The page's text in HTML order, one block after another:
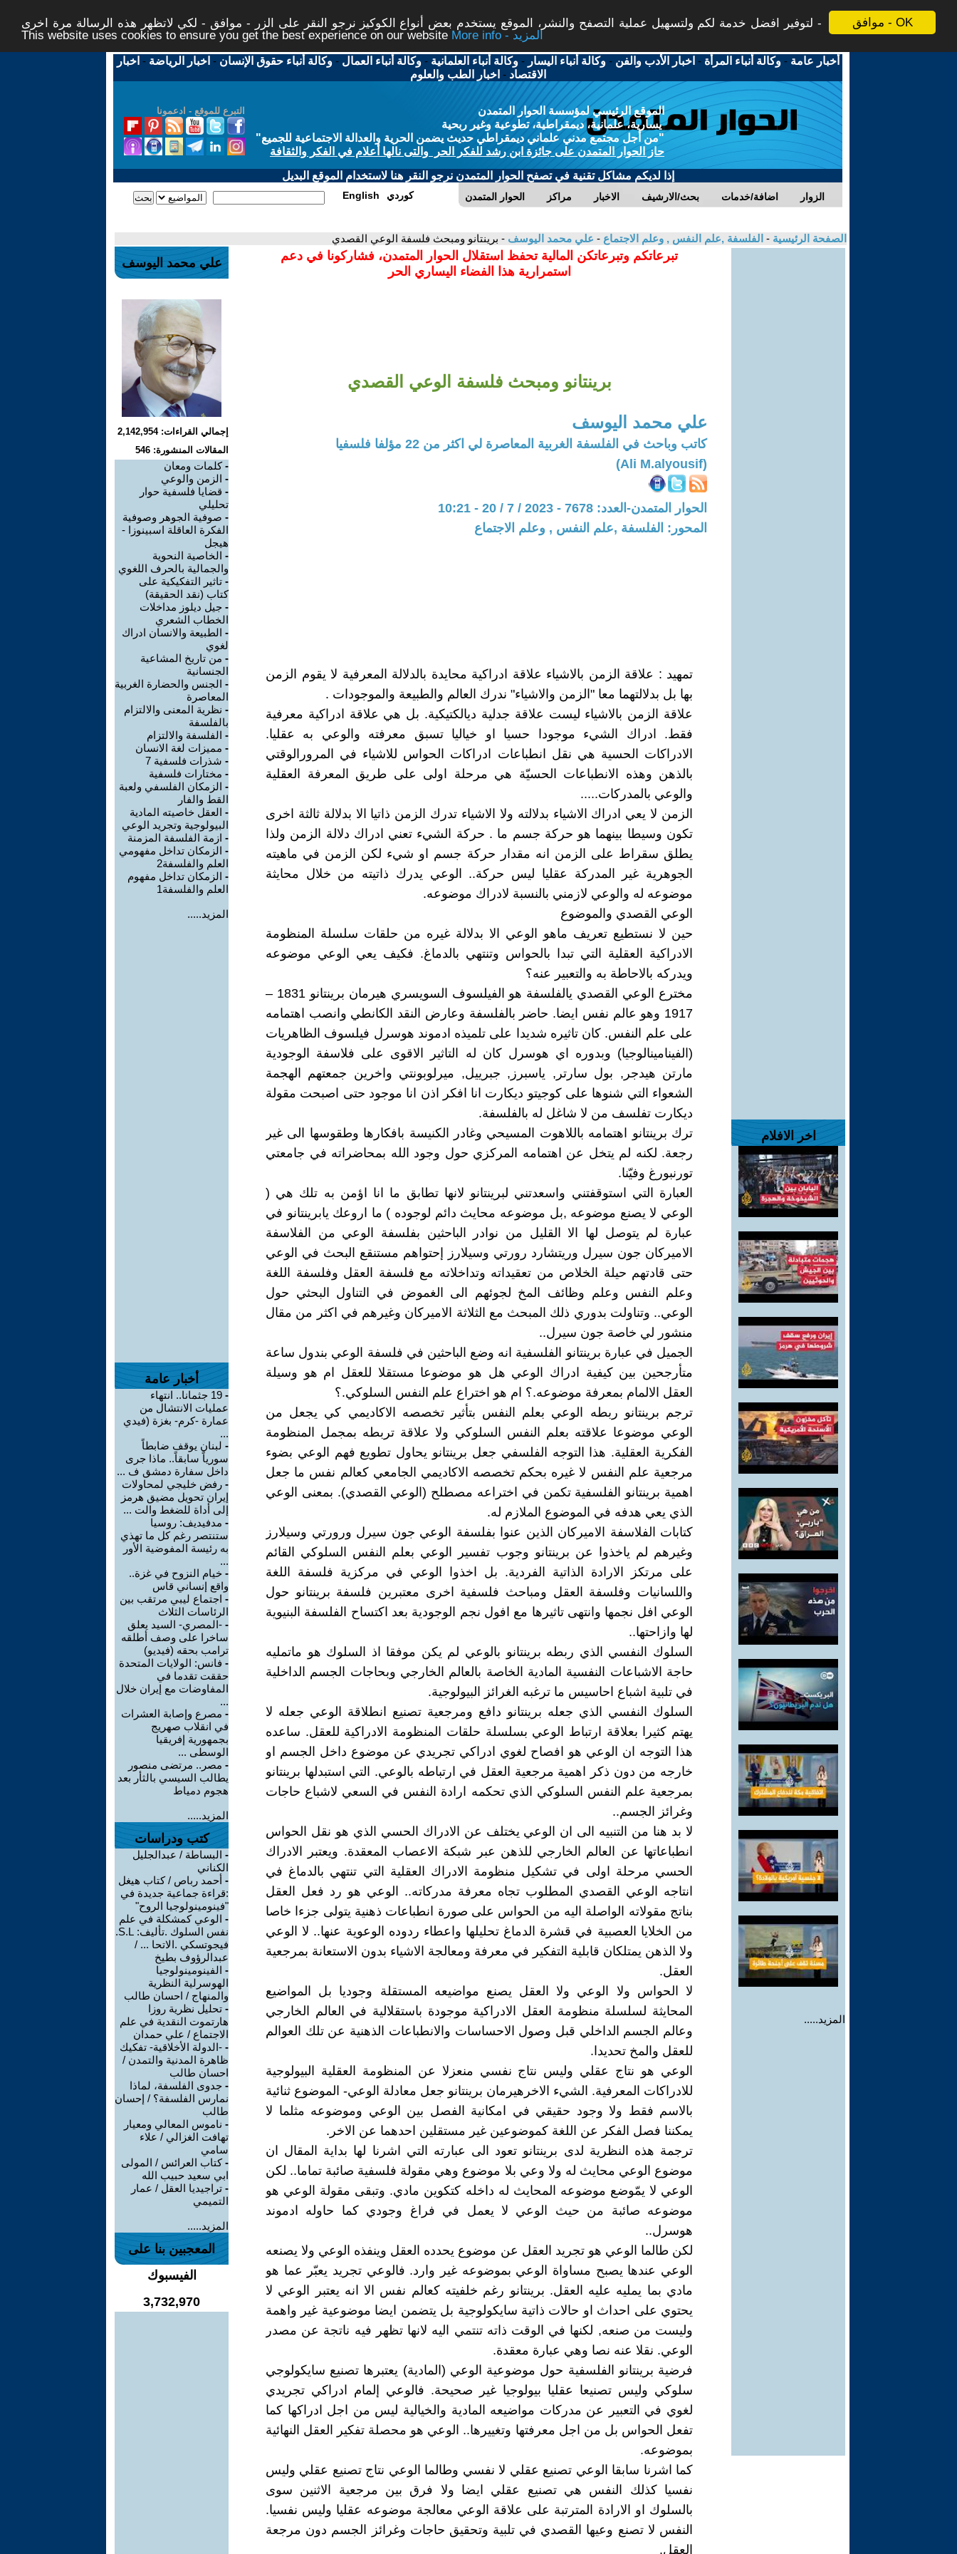
موافق - OK
لتوفير افضل خدمة لكم ولتسهيل عملية التصفح والنشر، الموقع يستخدم بعض أنواع الكوكيز نرجو النقر على الزر - موافق - لكي لاتظهر هذه الرسالة مرة اخرى -
This website uses cookies to ensure you get the best experience on our website
More info - المزيد
أخبار عامة -وكالة أنباء المرأة - اخبار الأدب والفن -وكالة أنباء اليسار -وكالة أنباء العلمانية -وكالة أنباء العمال -وكالة أنباء حقوق الإنسان - اخبار الرياضة - اخبار
الاقتصاد - اخبار الطب والعلوم
التبرع للموقع - ادعمونا
الموقع الرئيسي لمؤسسة الحوار المتمدن
يسارية، علمانية، ديمقراطية، تطوعية وغير ربحية
"من أجل مجتمع مدني علماني ديمقراطي حديث يضمن الحرية والعدالة الاجتماعية للجميع"
حاز الحوار المتمدن على جائزة ابن رشد للفكر الحر والتى نالها أعلام في الفكر والثقافة
إذا لديكم مشاكل تقنية في تصفح الحوار المتمدن نرجو النقر هنا لاستخدام الموقع البديل
الحوار المتمدن مراكز الاخبار بحث/الارشيف اضافة/خدمات الزوار English كوردي
الصفحة الرئيسية - الفلسفة ,علم النفس , وعلم الاجتماع - علي محمد اليوسف - برينتانو ومبحث فلسفة الوعي القصدي
اخر الافلام
المزيد.....
تبرعاتكم وتبرعاتكن المالية تحفظ استقلال الحوار المتمدن، فشاركونا في دعم
استمرارية هذا الفضاء اليساري الحر
برينتانو ومبحث فلسفة الوعي القصدي
علي محمد اليوسف
كاتب وباحث في الفلسفة الغربية المعاصرة لي اكثر من 22 مؤلفا فلسفيا
(Ali M.alyousif)
الحوار المتمدن-العدد: 7678 - 2023 / 7 / 20 - 10:21
المحور: الفلسفة ,علم النفس , وعلم الاجتماع
تمهيد : علاقة الزمن بالاشياء علاقة ادراكية محايدة بالدلالة المعرفية لا يقوم الزمن
بها بل بدلالتهما معا "الزمن والاشياء" ندرك العالم والطبيعة والموجودات .
علاقة الزمن بالاشياء ليست علاقة جدلية ديالكتيكية. بل هي علاقة ادراكية معرفية
فقط. ادراك الشيء موجودا حسيا او خياليا تسبق معرفته والوعي به عقليا.
الادراكات الحسية هي نقل انطباعات ادراكات الحواس للاشياء في المرورالوقتي
بالذهن وهذه الانطباعات الحسيّة هي مرحلة اولى على طريق المعرفة العقلية
والوعي بالمدركات.....
الزمن لا يعي ادراك الاشياء بدلالته ولا الاشياء تدرك الزمن ذاتيا الا بدلالة ثالثة اخرى
تكون وسيطا بينهما هو حركة جسم ما . حركة الشيء تعني ادراك دلالة الزمن ولذا
يطلق سقراط على الزمن انه مقدار حركة جسم او شيء لكن الزمن في ماهيته
الجوهرية غير المدركة عقليا ليس حركة.. الوعي يدرك ذاتيته من خلال محايثة
موضوعه له والوعي لازمني بالنسبة لادراك موضوعه.
الوعي القصدي والموضوع
حين لا نستطيع تعريف ماهو الوعي الا بدلالة غيره من حلقات سلسلة المنظومة
الادراكية العقلية التي تبدا بالحواس وتنتهي بالدماغ. فكيف يعي الوعي موضوعه
ويدركه بالاحاطة به والتعبير عنه؟
مخترع الوعي القصدي يالفلسفة هو الفيلسوف السويسري هيرمان برينتانو 1831 –
1917 وهو عالم نفس ايضا. حاضر بالفلسفة وعارض النقد الكانطي وانصب اهتمامه
على علم النفس. كان تاثيره شديدا على تلميذه ادموند هوسرل فيلسوف الظاهريات
(الفينامينالوجيا) وبدوره اي هوسرل كان له التاثير الاقوى على فلاسفة الوجودية
مارتن هيدجر, بول سارتر, ياسبرز, جبرييل, ميرلوبونتي واخرين جمعتهم الهجمة
الشعواء التي شنوها على كوجيتو ديكارت انا افكر اذن انا موجود حتى اصبحت مقولة
ديكارت تفلسف من لا شاغل له بالفلسفة.
ترك برينتانو اهتمامه باللاهوت المسيحي وغادر الكنيسة بافكارها وطقوسها الى غير
رجعة. لكنه لم يتخل عن اهتمامه المركزي حول وجود الله بمحاضراته في جامعتي
تورنبورغ وفيّنا.
العبارة التي استوقفتني واسعدتني لبرينتانو لانها تطابق ما انا اؤمن به تلك هي (
الوعي لا يصنع موضوعه ,بل موضوعه محايث دائم لوجوده ) ما اروعك يابرينتانو في
عبارة لم يتوصل لها الا القليل من نوادر الباحثين بفلسفة الوعي من الفلاسفة
الاميركان جون سيرل وريتشارد رورتي وسيلارز إحتواهم مستنقع البحث في الوعي
حتى قادتهم حيلة الخلاص من تعقيداته وتداخلاته مع فلسفة العقل وفلسفة اللغة
وعلم النفس وعلم وظائف المخ لجوئهم الى الغموض في التناول البحثي حول
الوعي.. وتناولت بدوري ذلك المبحث مع الثلاثة الاميركان وغيرهم في اكثر من مقال
منشور لي خاصة جون سيرل..
الجميل في عبارة برينتانو الفلسفية انه وضع الباحثين في فلسفة الوعي بندول ساعة
متأرجحين بين كيفية ادراك الوعي هل هو موضوعا مستقلا للعقل ام هو وسيلة
العقل الالمام بمعرفة موضوعه.؟ ام هو اختراع علم النفس السلوكي.؟
ترجم برينتانو ربطه الوعي بعلم النفس بتأثير تخصصه الاكاديمي كي يجعل من
الوعي موضوعا علاقته بعلم النفس السلوكي ولا علاقة تربطه بمجمل المنظومة
الفكرية العقلية. هذا التوجه الفلسفي جعل برينتانو يحاول تطويع فهم الوعي بضوء
مرجعية علم النفس لا غيره بحكم تخصصه الاكاديمي الجامعي كعالم نفس ما جعل
اهمية برينتانو الفلسفية تكمن في اختراعه مصطلح (الوعي القصدي). بمعنى الوعي
الذي يعي هدفه في الموضوع الملازم له.
كتابات الفلاسفة الاميركان الذين عنوا بفلسفة الوعي جون سيرل ورورتي وسيلارز
وغيرهم لم ياخذوا عن برينتانو وجوب تفسير الوعي بعلم النفس السلوكي القائم
على مرتكز الارادة الذاتية الفردية. بل اخذوا الوعي في مركزية فلسفة اللغة
واللسانيات وفلسفة العقل ومباحث فلسفية اخرى معتبرين فلسفة برينتانو حول
الوعي افل نجمها وانتهى تاثيرها مع افول نجم الوجودية بعد اكتساح الفلسفة البنيوية
لها وازاحتها..
السلوك النفسي الذي ربطه برينتانو بالوعي لم يكن موفقا اذ السلوك هو ماتمليه
حاجة الاشباعات النفسية المادية الخاصة بالعالم الخارجي وبحاجات الجسم الداخلية
في تلبية اشباع احاسيس ما ترغبه الغرائز البيولوجية.
السلوك النفسي الذي جعله برينتانو دافع ومرجعية تصنيع انطلاقة الوعي جعله لا
يهتم كثيرا بعلاقة ارتباط الوعي بسلسلة حلقات المنظومة الادراكية للعقل. ساعده
هذا التوجه ان الوعي هو افصاح لغوي ادراكي تجريدي عن موضوع داخل الجسم او
خارجه من دون ذكر اهمية مرجعية العقل في ارتباطه بالوعي. التي استبدلها برينتانو
بمرجعية علم النفس السلوكي الذي تحكمه ارادة النفس في السعي لاشباع حاجات
وغرائز الجسم..
لا بد هنا من التنبيه الى ان الوعي يختلف عن الادراك الحسي الذي هو نقل الحواس
انطباعاتها عن العالم الخارجي للذهن عبر شبكة الاعصاب المعقدة. ويعتبر الادراك
الحسي مرحلة اولى في تشكيل منظومة الادراك العقلية التي تنتهي بالدماغ في
انتاجه الوعي القصدي المطلوب تجاه معرفة مدركاته.. الوعي هو رد فعل العقل
بناتج مقولاته الواصلة اليه من الحواس على صورة انطباعات ذهنية يتولى جزءا خاصا
من الخلايا العصبية في قشرة الدماغ تحليلها واعطاء ردوده الوعوية عنها.. لا الوعي
ولا الذهن يمتلكان قابلية التفكير في معرفة ومعالجة الاشياء بدون الاستعانة بمرجعية
العقل.
لا الحواس ولا الوعي ولا العقل يصنع مواضيعه المستقلة وجوديا بل المواضيع
المحايثة لسلسلة منظومة العقل الادراكية موجودة باستقلالية في العالم الخارجي
وعالم الجسم الداخلي قبل وصول الاحساسات والانطباعات الذهنية عن تلك العوالم
للعقل والمخ تحديدا.
الوعي هو نتاج عقلي وليس نتاج نفسي منعزلا عن المنظومة العقلية البيولوجية
للادراكات المعرفية. الشيء الاخرهيرمان برينتانو جعل معادلة الوعي- الموضوع ثنائية
بالاسم فقط ولا وجود حقيقي في امكانية الفصل بين الوعي وموضوعه مثلما لا
يمكننا فصل الفكر عن اللغة كموضوعين غير مستقلين احدهما عن الاخر.
ترجمة هذه النظرية لدى برينتانو تعود الى عبارته التي اشرنا لها بداية المقال ان
موضوع الوعي محايث له ولا وعي بلا موضوع وهي مقولة فلسفية صائبة تماما.. لكن
الوعي لا يمّوضع موضوعه المحايث له داخله كتكوين مادي. وتبقى مقولة الوعي هو
موضوعه صائبة من حيث الوعي لا يعمل في فراغ وجودي كما حاوله ادموند
هوسرل..
لكن طالما الوعي هو تجريد العقل عن موضوع يحدده العقل وينفذه الوعي ولا يصنعه
الوعي عندها يصبح مساواة الوعي بموضوعه غير وارد. فالوعي تجريد يعبّر عما هو
مادي بما يمليه عليه العقل. برينتانو رغم خلفيته كعالم نفس الا انه يعتبر الوعي لا
يحتوي على احداث او حالات ذاتية سايكولوجية بل يتضمن ايضا موضوعية غير واهمة
وليست من صنعه, لكنها في الوقت ذاته تنتمي اليه لانها تظهر فيه ناتجة عن مصدر
الوعي. نقلا عنه نصا وهي عبارة معقدة.
فرضية برينتانو الفلسفية حول موضوعية الوعي (المادية) يعتبرها تصنيع سايكولوجي
سلوكي وليس تصنيعا عقليا بيولوجيا غير صحيحة. فالوعي إلمام ادراكي تجريدي
لغوي في التعبير عن مدركات مواضيعه المادية والخيالية ليس من اجل ادراكها كما
تفعل الحواس بل من اجل معرفتها وتغييرها.. الوعي هو محصلة تفكير العقل النهائية
بموضوعه.
كما اشرنا سابقا الوعي تصنيع عقلي لا نفسي وطالما الوعي نتاج تصنيع عقلي وليس
نفسيا كذلك النفس هي تصنيع عقلي ايضا ولا فرق بين مرجعية الاثنين سوى
بالسلوك او الارادة المترتبة على علاقة الوعي معالجة موضوعه عقليا وليس نفسيا.
النفس لا تصنع وعيها القصدي في تلبية وتحقيق حاجات وغرائز الجسم دون مرجعة
العقل.
علي محمد اليوسف
إجمالي القراءات: 2,142,954
المقالات المنشورة: 546
-كلمات ومعان
- الزمن والوعي
- قضايا فلسفية حوار
تحليلي
- صوفية الجوهر وصوفية
الفكرة العاقلة اسبينوزا -
هيجل
- الخاصية النحوية
والجمالية بالحرف اللغوي
- تاثير التفكيكية على
كتاب (نقد الحقيقة)
- جيل ديلوز مداخلات
الخطاب الشعري
- الطبيعة والانسان ادراك
لغوي
- من تاريخ المشاعية
الجنسانية
- الجنس والحضارة الغربية
المعاصرة
- نظرية المعنى والالتزام
بالفلسفة
- الفلسفة والالتزام
- مميزات لغة الانسان
- شذرات فلسفية 7
- مختارات فلسفية
- الزمكان الفلسفي ولعبة
القط والفار
- العقل خاصيته المادية
البيولوجية وتجريد الوعي
- ازمة الفلسفة المزمنة
- الزمكان تداخل مفهومي
العلم والفلسفة2
- الزمكان تداخل مفهوم
العلم والفلسفة1
المزيد.....
أخبار عامة
-
19 جثمانا.. انتهاء
عمليات الانتشال من
عمارة -كرم- بغزة (فيدي
...
- لبنان يوقف ضابطاً
سورياً سابقاً.. ماذا جرى
داخل سفارة دمشق ف ...
- رفض خليجي لمحاولات
إيران تحويل مضيق هرمز
إلى أداة للضغط والت ...
- مدفيديف: روسيا
ستنتصر رغم كل ما تهذي
به رئيسة المفوضية الأور
...
- خيام النزوح في غزة..
واقع إنساني قاس
- اجتماع ليبي مرتقب بين
الرئاسات الثلاث
- -المصري- السيد يعلق
ساخرا على وصف أطلقه
ترامب بحقه (فيديو)
- فانس: الولايات المتحدة
حققت تقدما في
المفاوضات مع إيران خلال
...
- مصرع وإصابة العشرات
في انقلاب صهريج
بجمهورية إفريقيا
الوسطى ...
- مصر.. مرتضى منصور
يطالب السيسي بالثأر بعد
هجوم دمياط
المزيد.....
كتب ودراسات
- البساطة / عبدالجليل
الكناني
- أحمد رباص / كتاب هيغل
:قراءة جماعية جديدة في
"فينومينولوجيا الروح"
- الوعي كمشكلة في علم
نفس السلوك .تأليف: S.L.
فيجوتسكي .الاتحا ... /
عبدالرؤوف بطيخ
- الفينومينولوجيا
الهوسرلية النظرية
والمنهاج / احسان طالب
- تحليل نظرية روزا
هارتموت النقدية في علم
الاجتماع / علي حمدان
- -الدولة الأخلاقية- تفكيك
ظاهرة المدنية والتمدن /
احسان طالب
- جدوى الفلسفة، لماذا
نمارس الفلسفة؟ / إحسان
طالب
- ناموس المعالي ومعيار
تهافت الغزالي / علاء
سامي
-كتاب العرائس / المولى
ابي سعيد حبيب الله
- تراجيديا العقل / عمار
التميمي
المزيد.....
المعجبين بنا على
الفيسبوك
3,732,970